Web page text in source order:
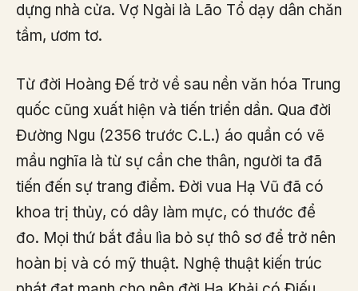
dựng nhà cửa. Vợ Ngài là Lão Tổ dạy dân chăn
tầm, ươm tơ.
Từ đời Hoàng Đế trở về sau nền văn hóa Trung
quốc cũng xuất hiện và tiến triển dần. Qua đời
Đường Ngu (2356 trước C.L.) áo quần có vẽ
mầu nghĩa là từ sự cần che thân, người ta đã
tiến đến sự trang điểm. Đời vua Hạ Vũ đã có
khoa trị thủy, có dây làm mực, có thước để
đo. Mọi thứ bắt đầu lìa bỏ sự thô sơ để trở nên
hoàn bị và có mỹ thuật. Nghệ thuật kiến trúc